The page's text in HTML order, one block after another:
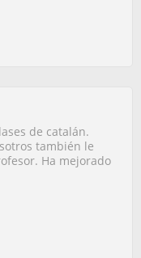
de catalán.
también le
Ha mejorado